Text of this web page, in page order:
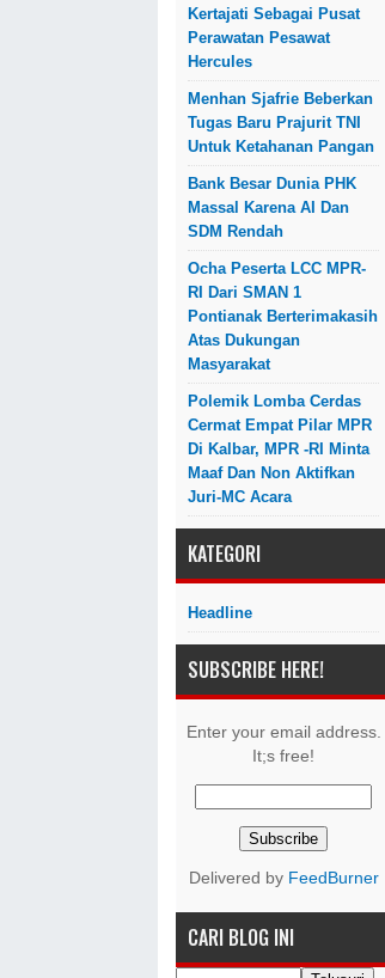
Kertajati Sebagai Pusat
Perawatan Pesawat
Hercules
Menhan Sjafrie Beberkan
Tugas Baru Prajurit TNI
Untuk Ketahanan Pangan
Bank Besar Dunia PHK
Massal Karena AI Dan
SDM Rendah
Ocha Peserta LCC MPR-
RI Dari SMAN 1
Pontianak Berterimakasih
Atas Dukungan
Masyarakat
Polemik Lomba Cerdas
Cermat Empat Pilar MPR
Di Kalbar, MPR -RI Minta
Maaf Dan Non Aktifkan
Juri-MC Acara
KATEGORI
Headline
SUBSCRIBE HERE!
Enter your email address.
It;s free!
Delivered by FeedBurner
CARI BLOG INI